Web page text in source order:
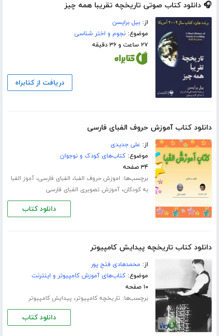
🎧 دانلود کتاب صوتی تاریخچه‌ تقریبا همه چیز
از:بیل برایسن
موضوع:نجوم و اختر شناسی
۲۷ ساعت و ۳۶ دقیقه
دریافت از کتابراه
دانلود کتاب آموزش حروف الفبای فارسی
از: علی جدیدی
موضوع:کتاب‌های کودک و نوجوان
۳۴ صفحه
برچسب‌ها: اموزش حروف الفبا، الفبای فارسی،آموز الفبا
به کودکان،آموزش تصویری الفبای فارسی
دانلود کتاب
دانلود کتاب تاریخچه پیدایش کامپیوتر
از: محمدهادی فتح پور
موضوع:کتاب‌های آموزش کامپیوتر و اینترنت
۱۰ صفحه
برچسب‌ها: تاریخچه کامپیوتر، پیدایش کامپیوتر
دانلود کتاب